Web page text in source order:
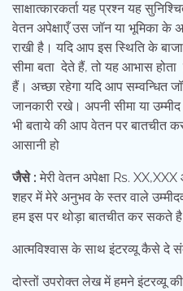
साक्षात्कारकर्ता यह प्रश्न यह
वेतन अपेक्षाएँ उस जॉन या भूमिका के
राखी है। यदि आप इस स्थिति के
सीमा बता देते हैं, तो यह आभास
हैं। अच्छा रहेगा यदि आप सम्वन्धित
जानकारी रखे। अपनी सीमा या
भी बताये की आप वेतन पर बातचीत
आसानी हो
जैसे : मेरी वेतन अपेक्षा Rs.
शहर में मेरे अनुभव के स्तर वाले
हम इस पर थोड़ा बातचीत कर सकते
आत्मविश्वास के साथ इंटरव्यू कैसे दे
दोस्तों उपरोक्त लेख में हमने इंटरव्यू